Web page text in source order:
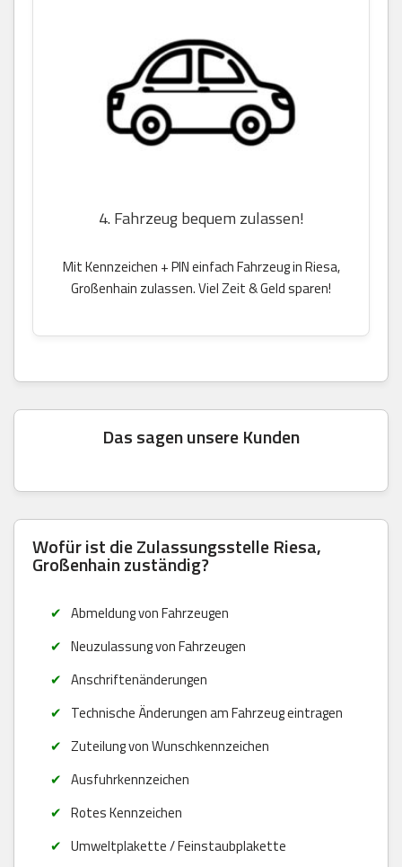
4. Fahrzeug bequem zulassen!
Mit Kennzeichen + PIN einfach Fahrzeug in Riesa,
Großenhain zulassen. Viel Zeit & Geld sparen!
Das sagen unsere Kunden
Wofür ist die Zulassungsstelle Riesa,
Großenhain zuständig?
Abmeldung von Fahrzeugen
Neuzulassung von Fahrzeugen
Anschriftenänderungen
Technische Änderungen am Fahrzeug eintragen
Zuteilung von Wunschkennzeichen
Ausfuhrkennzeichen
Rotes Kennzeichen
Umweltplakette / Feinstaubplakette